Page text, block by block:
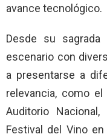
avance tecnológico.
Desde su sagrada
escenario con
a presentarse a
relevancia, como el
Auditorio Nacional,
Festival del Vino en